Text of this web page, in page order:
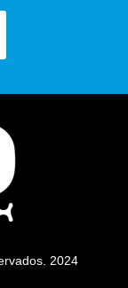
2024